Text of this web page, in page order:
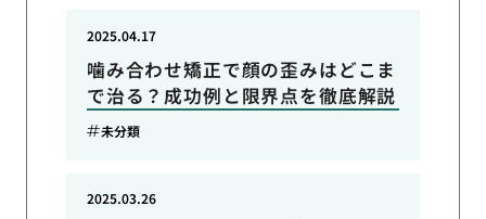
噛み合わせ矯正で顔の歪みはどこま
で治る？成功例と限界点を徹底解説
2025.04.17
未分類
2025.03.26